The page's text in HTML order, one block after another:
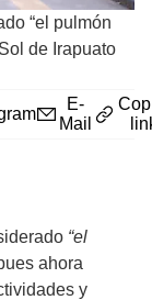
“el pulmón
de Irapuato
E-
Mail
“el
ahora
y